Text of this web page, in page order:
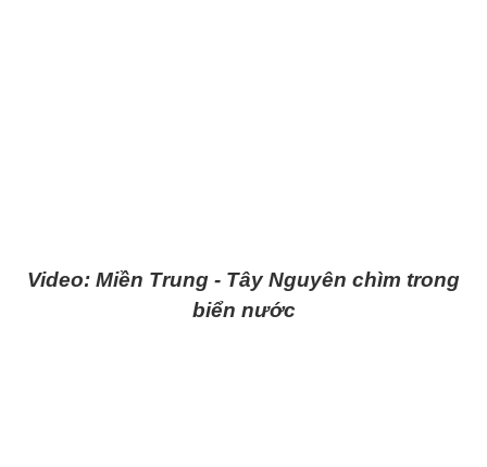
Video: Miền Trung - Tây Nguyên chìm trong
biển nước